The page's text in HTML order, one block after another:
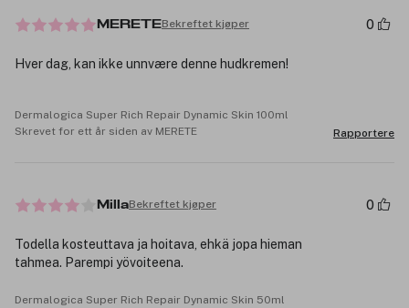
MERETEBekreftet kjøper 0
Hver dag, kan ikke unnvære denne hudkremen!
Dermalogica Super Rich Repair Dynamic Skin 100ml
Skrevet for ett år siden av MERETE
Rapportere
MillaBekreftet kjøper 0
Todella kosteuttava ja hoitava, ehkä jopa hieman
tahmea. Parempi yövoiteena.
Dermalogica Super Rich Repair Dynamic Skin 50ml